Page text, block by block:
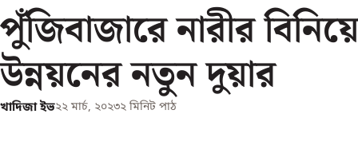
পুঁজিবাজারে নারীর
উন্নয়নের নতুন দুয়ার
খাদিজা ইভ২২ মার্চ, ২০২৩২ মিনিট পাঠ